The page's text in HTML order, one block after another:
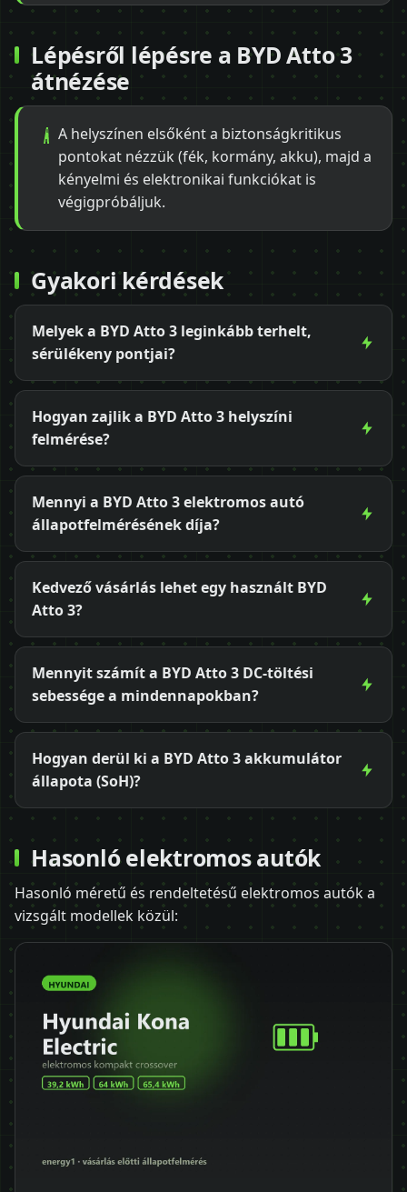
Lépésről lépésre a BYD Atto 3
átnézése
A helyszínen elsőként a biztonságkritikus
pontokat nézzük (fék, kormány, akku), majd a
kényelmi és elektronikai funkciókat is
végigpróbáljuk.
Gyakori kérdések
Melyek a BYD Atto 3 leginkább terhelt,
sérülékeny pontjai?
Hogyan zajlik a BYD Atto 3 helyszíni
felmérése?
Mennyi a BYD Atto 3 elektromos autó
állapotfelmérésének díja?
Kedvező vásárlás lehet egy használt BYD
Atto 3?
Mennyit számít a BYD Atto 3 DC-töltési
sebessége a mindennapokban?
Hogyan derül ki a BYD Atto 3 akkumulátor
állapota (SoH)?
Hasonló elektromos autók
Hasonló méretű és rendeltetésű elektromos autók a
vizsgált modellek közül: